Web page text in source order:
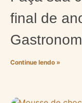
final de
Continue lendo »